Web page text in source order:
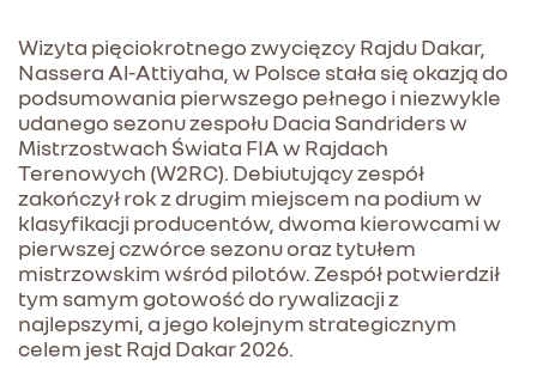
Wizyta pięciokrotnego zwycięzcy Rajdu Dakar,
Nassera Al-Attiyaha, w Polsce stała się okazją do
podsumowania pierwszego pełnego i niezwykle
udanego sezonu zespołu Dacia Sandriders w
Mistrzostwach Świata FIA w Rajdach
Terenowych (W2RC). Debiutujący zespół
zakończył rok z drugim miejscem na podium w
klasyfikacji producentów, dwoma kierowcami w
pierwszej czwórce sezonu oraz tytułem
mistrzowskim wśród pilotów. Zespół potwierdził
tym samym gotowość do rywalizacji z
najlepszymi, a jego kolejnym strategicznym
celem jest Rajd Dakar 2026.